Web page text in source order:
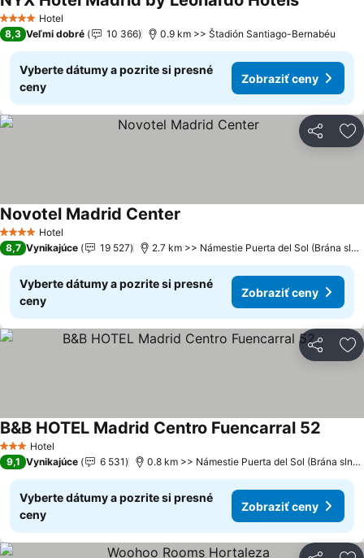
4 Počet hviezdičiek
Hotel
8,3 Veľmi dobré 10 366 0.9 km >> Štadión Santiago-Bernabéu
Vyberte dátumy a pozrite si presné
ceny
Zobraziť ceny
Zdieľať
4 Počet hviezdičiek
Hotel
Novotel Madrid Center
8,7 Vynikajúce 19 527 2.7 km >> Námestie Puerta del Sol (Brána slnka)
Vyberte dátumy a pozrite si presné
ceny
Zobraziť ceny
Zdieľať
3 Počet hviezdičiek
Hotel
B&B HOTEL Madrid Centro Fuencarral 52
9,1 Vynikajúce 6 531 0.8 km >> Námestie Puerta del Sol (Brána slnka)
Vyberte dátumy a pozrite si presné
ceny
Zobraziť ceny